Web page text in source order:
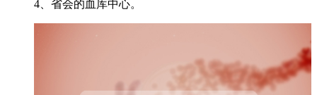
4、省会的血库中心。